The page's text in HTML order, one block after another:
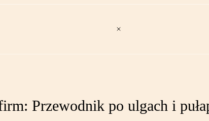
Przewodnik po ulgach i